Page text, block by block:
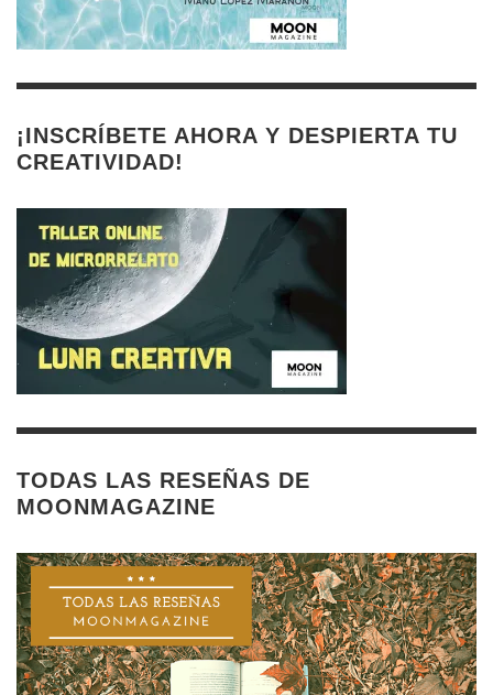
¡INSCRÍBETE AHORA Y DESPIERTA TU
CREATIVIDAD!
TODAS LAS RESEÑAS DE
MOONMAGAZINE